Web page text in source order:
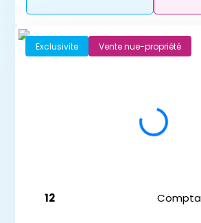
Exclusivite Vente nue-propriété
12